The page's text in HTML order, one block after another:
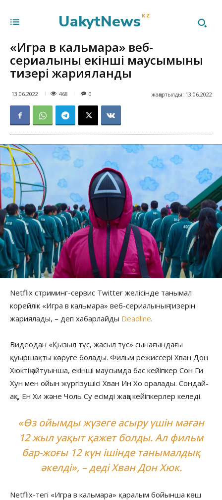
UakytNews KZ
«Игра в кальмара» веб-
сериалының екінші маусымының
тизері жарияланды
13.06.2022 468 жаңартылды: 13.06.2022
0
Netflix стриминг-сервис Twitter желісінде танымал
корейлік «Игра в кальмара» веб-сериалының тизерін
жариялады, – деп хабарлайды Deadline.
Видеодан «Қызыл түс, жасыл түс» сынағындағы
қуыршақты көруге болады. Фильм режиссері Хван Дон
Хюктің айтуынша, екінші маусымда бас кейіпкер Сон Ги
Хун мен ойын жүргізушісі Хван Ин Хо оралады. Сондай-
ақ, Ен Хи және Чоль Су есімді жаңа кейіпкерлер келеді.
«Өз ойымды жүзеге асыру үшін маған
12 жыл уақыт қажет болды. Ал фильм
бар-жоғы 12 күн ішінде танымалдық
әкелді», – деді Хван Дон Хюк.
Netflix-тегі «Игра в кальмара» қаралым бойынша көш